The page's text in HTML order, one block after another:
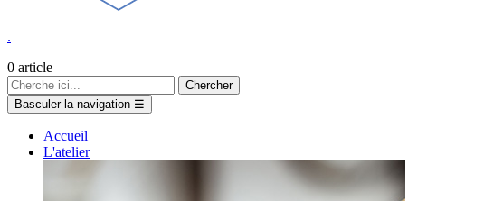
.
0 article
Chercher
Basculer la navigation ☰
Accueil
L'atelier